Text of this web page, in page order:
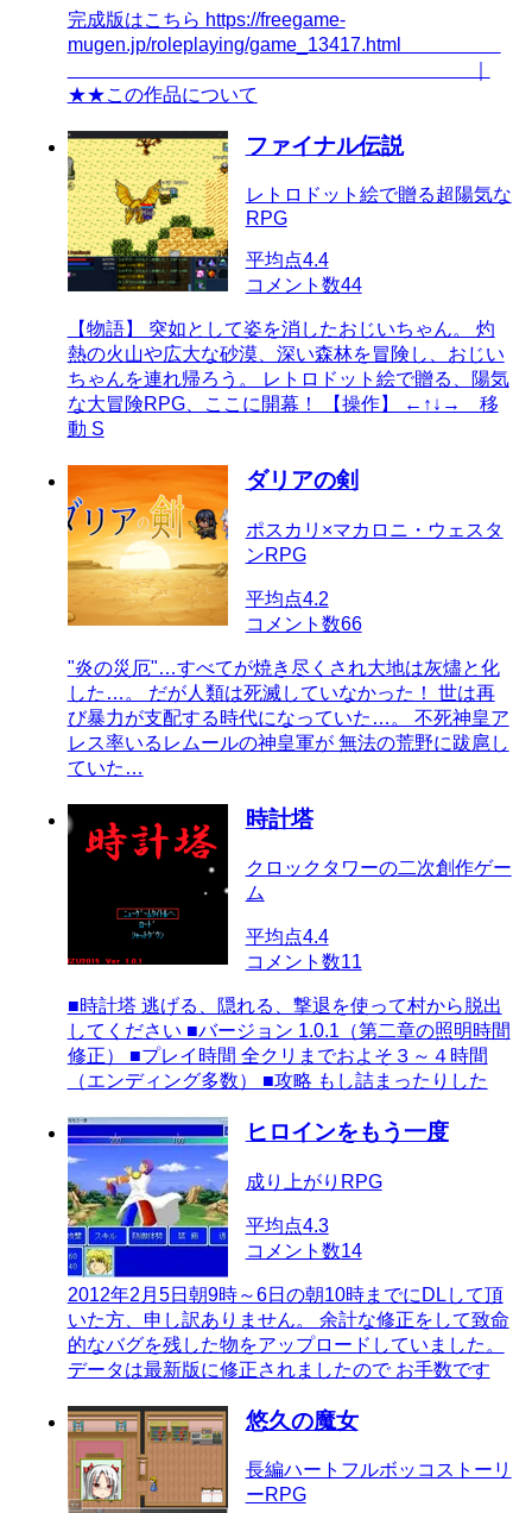
完成版はこちら https://freegame-
mugen.jp/roleplaying/game_13417.html ＿
★★この作品について
ファイナル伝説
レトロドット絵で贈る超陽気な
RPG
平均点4.4
コメント数44
【物語】 突如として姿を消したおじいちゃん。 灼
熱の火山や広大な砂漠、深い森林を冒険し、おじい
ちゃんを連れ帰ろう。 レトロドット絵で贈る、陽気
な大冒険RPG、ここに開幕！ 【操作】 ←↑↓→ 移
動 S
ダリアの剣
ポスカリ×マカロニ・ウェスタ
ンRPG
平均点4.2
コメント数66
"炎の災厄"…すべてが焼き尽くされ大地は灰燼と化
した…。 だが人類は死滅していなかった！ 世は再
び暴力が支配する時代になっていた…。 不死神皇ア
レス率いるレムールの神皇軍が 無法の荒野に跋扈し
ていた…
時計塔
クロックタワーの二次創作ゲー
ム
平均点4.4
コメント数11
■時計塔 逃げる、隠れる、撃退を使って村から脱出
してください ■バージョン 1.0.1（第二章の照明時間
修正） ■プレイ時間 全クリまでおよそ３～４時間
（エンディング多数） ■攻略 もし詰まったりした
ヒロインをもう一度
成り上がりRPG
平均点4.3
コメント数14
2012年2月5日朝9時～6日の朝10時までにDLして頂
いた方、申し訳ありません。 余計な修正をして致命
的なバグを残した物をアップロードしていました。
データは最新版に修正されましたので お手数です
悠久の魔女
長編ハートフルボッコストーリ
ーRPG